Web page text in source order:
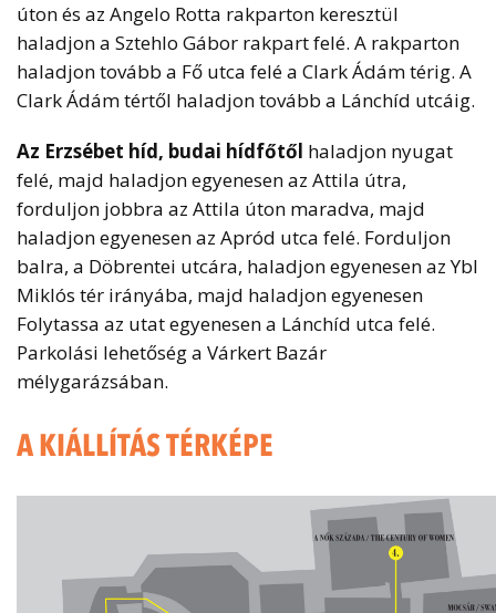
úton és az Angelo Rotta rakparton keresztül
haladjon a Sztehlo Gábor rakpart felé. A rakparton
haladjon tovább a Fő utca felé a Clark Ádám térig. A
Clark Ádám tértől haladjon tovább a Lánchíd utcáig.
Az Erzsébet híd, budai hídfőtől haladjon nyugat
felé, majd haladjon egyenesen az Attila útra,
forduljon jobbra az Attila úton maradva, majd
haladjon egyenesen az Apród utca felé. Forduljon
balra, a Döbrentei utcára, haladjon egyenesen az Ybl
Miklós tér irányába, majd haladjon egyenesen
Folytassa az utat egyenesen a Lánchíd utca felé.
Parkolási lehetőség a Várkert Bazár
mélygarázsában.
A KIÁLLÍTÁS TÉRKÉPE